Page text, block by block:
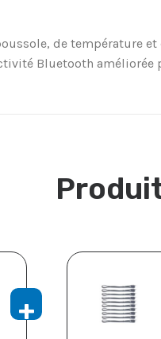
de température
Bluetooth améliorée